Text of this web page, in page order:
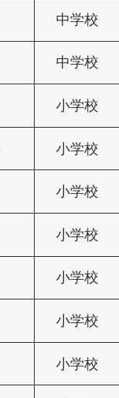
中学校
中学校
小学校
小学校
小学校
小学校
小学校
小学校
小学校